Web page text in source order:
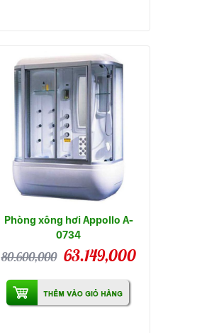
Phòng xông hơi Appollo A-
0734
80.600,000 63.149,000